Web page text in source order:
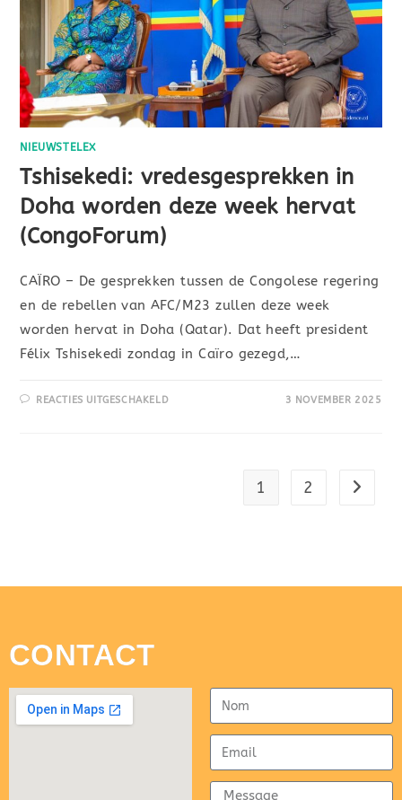
NIEUWSTELEX
Tshisekedi: vredesgesprekken in
Doha worden deze week hervat
(CongoForum)
CAÏRO – De gesprekken tussen de Congolese regering
en de rebellen van AFC/M23 zullen deze week
worden hervat in Doha (Qatar). Dat heeft president
Félix Tshisekedi zondag in Caïro gezegd,…
REACTIES UITGESCHAKELD 3 NOVEMBER 2025
1 2
CONTACT